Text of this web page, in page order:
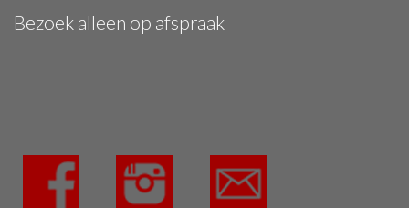
Bezoek alleen op afspraak